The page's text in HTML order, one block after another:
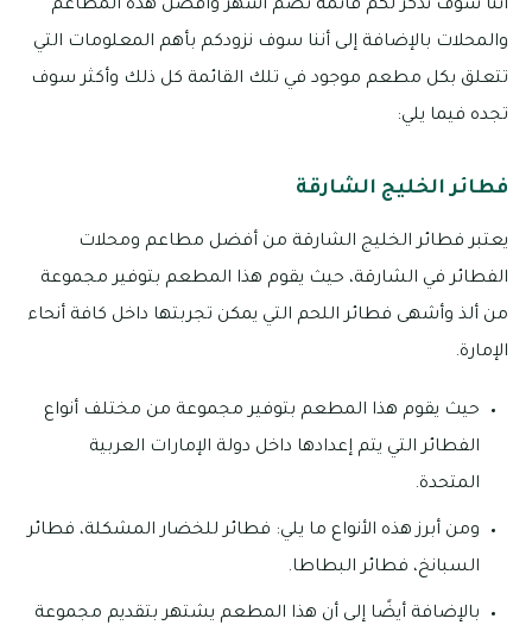
أننا سوف نذكر لكم قائمة تضم أشهر وأفضل هذه المطاعم
والمحلات بالإضافة إلى أننا سوف نزودكم بأهم المعلومات التي
تتعلق بكل مطعم موجود في تلك القائمة كل ذلك وأكثر سوف
تجده فيما يلي:
فطائر الخليج الشارقة
يعتبر فطائر الخليج الشارقة من أفضل مطاعم ومحلات
الفطائر في الشارقة، حيث يقوم هذا المطعم بتوفير مجموعة
من ألذ وأشهى فطائر اللحم التي يمكن تجربتها داخل كافة أنحاء
الإمارة.
حيث يقوم هذا المطعم بتوفير مجموعة من مختلف أنواع
الفطائر التي يتم إعدادها داخل دولة الإمارات العربية
المتحدة.
ومن أبرز هذه الأنواع ما يلي: فطائر للخضار المشكلة، فطائر
السبانخ، فطائر البطاطا.
بالإضافة أيضًا إلى أن هذا المطعم يشتهر بتقديم مجموعة